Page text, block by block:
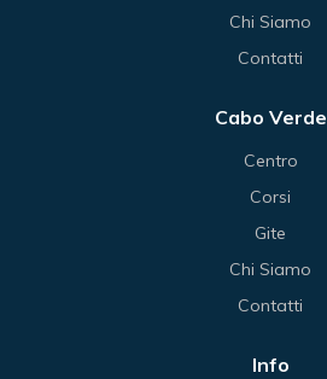
Chi Siamo
Contatti
Cabo Verde
Centro
Corsi
Gite
Chi Siamo
Contatti
Info